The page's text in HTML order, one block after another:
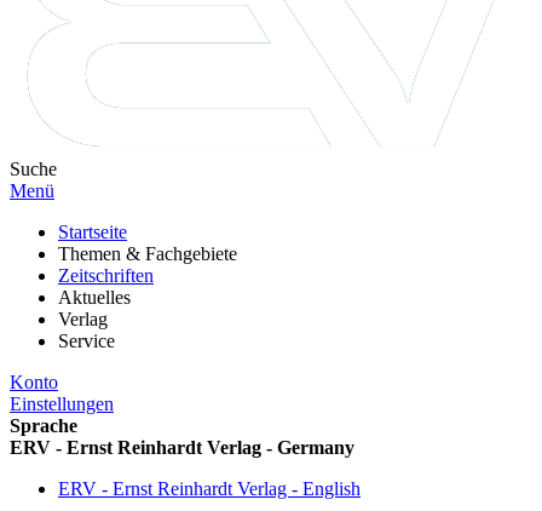
Suche
Menü
Startseite
Themen & Fachgebiete
Zeitschriften
Aktuelles
Verlag
Service
Konto
Einstellungen
Sprache
ERV - Ernst Reinhardt Verlag - Germany
ERV - Ernst Reinhardt Verlag - English